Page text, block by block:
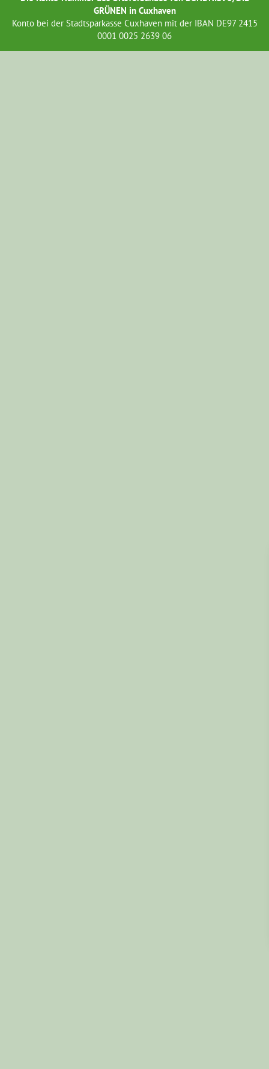
GRÜNEN in Cuxhaven
Konto bei der Stadtsparkasse Cuxhaven mit der IBAN DE97 2415
0001 0025 2639 06